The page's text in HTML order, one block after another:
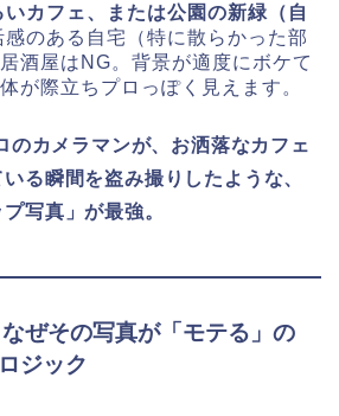
いカフェ、または公園の新緑（自
感のある自宅（特に散らかった部
酒屋はNG。背景が適度にボケて
が際立ちプロっぽく見えます。
のカメラマンが、お洒落なカフェ
る瞬間を盗み撮りしたような、
写真」が最強。
ぜその写真が「モテる」の
ジック